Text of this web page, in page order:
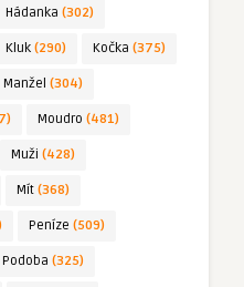
Hádanka (302)
Kluk (290) Kočka (375)
Manžel (304)
Moudro (481)
Muži (428)
Mít (368)
Peníze (509)
Podoba (325)